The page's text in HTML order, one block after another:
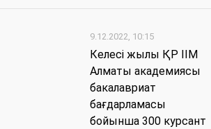
9.12.2022, 10:15
Келесі жылы ҚР ІІМ
Алматы академиясы
бакалавриат
бағдарламасы
бойынша 300 курсант